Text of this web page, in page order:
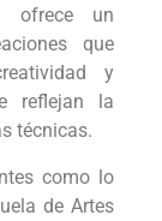
ofrece un
que
y
reflejan la
técnicas.
como lo
de Artes